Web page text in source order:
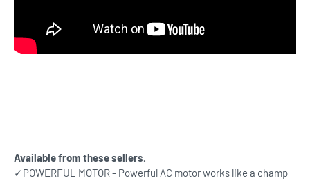
Available from these sellers.
✓POWERFUL MOTOR - Powerful AC motor works like a champ